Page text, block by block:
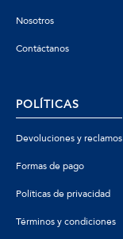
Nosotros
Contáctanos
POLÍTICAS
Devoluciones y reclamos
Formas de pago
Políticas de privacidad
Términos y condiciones